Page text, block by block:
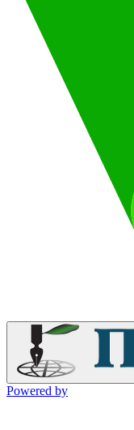
Powered by